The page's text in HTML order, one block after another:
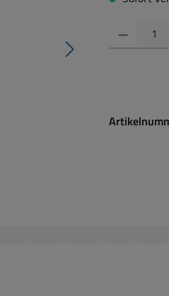
Produkt